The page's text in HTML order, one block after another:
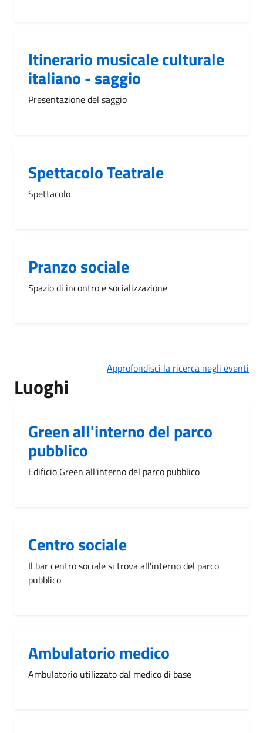
Itinerario musicale culturale
italiano - saggio
Presentazione del saggio
Spettacolo Teatrale
Spettacolo
Pranzo sociale
Spazio di incontro e socializzazione
Approfondisci la ricerca negli eventi
Luoghi
Green all'interno del parco
pubblico
Edificio Green all'interno del parco pubblico
Centro sociale
Il bar centro sociale si trova all'interno del parco
pubblico
Ambulatorio medico
Ambulatorio utilizzato dal medico di base